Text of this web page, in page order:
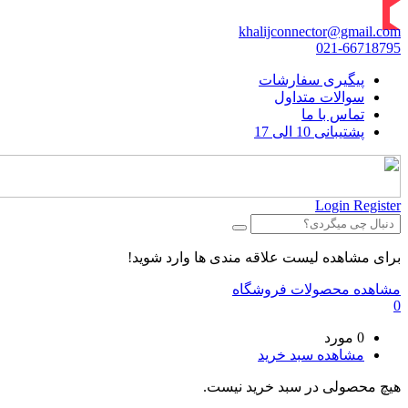
khalijconnector@gmail.com
021-66718795
پیگیری سفارشات
سوالات متداول
تماس با ما
پشتیبانی 10 الی 17
Login Register
برای مشاهده لیست علاقه مندی ها وارد شوید!
مشاهده محصولات فروشگاه
0
0 مورد
مشاهده سبد خرید
هیچ محصولی در سبد خرید نیست.